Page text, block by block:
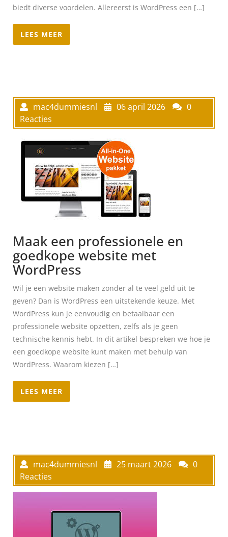
biedt diverse voordelen. Allereerst is WordPress een […]
LEES MEER
mac4dummiesnl 06 april 2026
0
Reacties
Maak een professionele en
goedkope website met
WordPress
Wil je een website maken zonder al te veel geld uit te
geven? Dan is WordPress een uitstekende keuze. Met
WordPress kun je eenvoudig en betaalbaar een
professionele website opzetten, zelfs als je geen
technische kennis hebt. In dit artikel bespreken we hoe je
een goedkope website kunt maken met behulp van
WordPress. Waarom kiezen […]
LEES MEER
mac4dummiesnl 25 maart 2026
0
Reacties